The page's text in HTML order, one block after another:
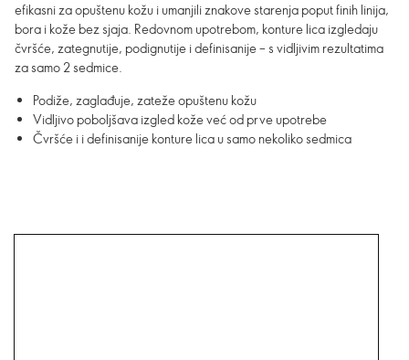
efikasni za opuštenu kožu i umanjili znakove starenja poput finih linija,
bora i kože bez sjaja. Redovnom upotrebom, konture lica izgledaju
čvršće, zategnutije, podignutije i definisanije – s vidljivim rezultatima
za samo 2 sedmice.
Podiže, zaglađuje, zateže opuštenu kožu
Vidljivo poboljšava izgled kože već od prve upotrebe
Čvršće i i definisanije konture lica u samo nekoliko sedmica